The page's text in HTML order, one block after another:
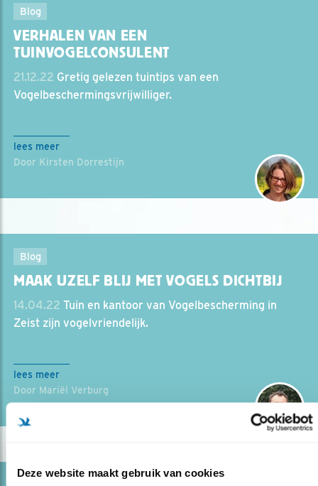
Deze website maakt gebruik van cookies
Blog
VERHALEN VAN EEN
TUINVOGELCONSULENT
21.12.22 Gretig gelezen tuintips van een
Vogelbeschermingsvrijwilliger.
lees meer
Door Kirsten Dorrestijn
Blog
MAAK UZELF BLIJ MET VOGELS DICHTBIJ
14.04.22 Tuin en kantoor van Vogelbescherming in
Zeist zijn vogelvriendelijk.
lees meer
Door Mariël Verburg